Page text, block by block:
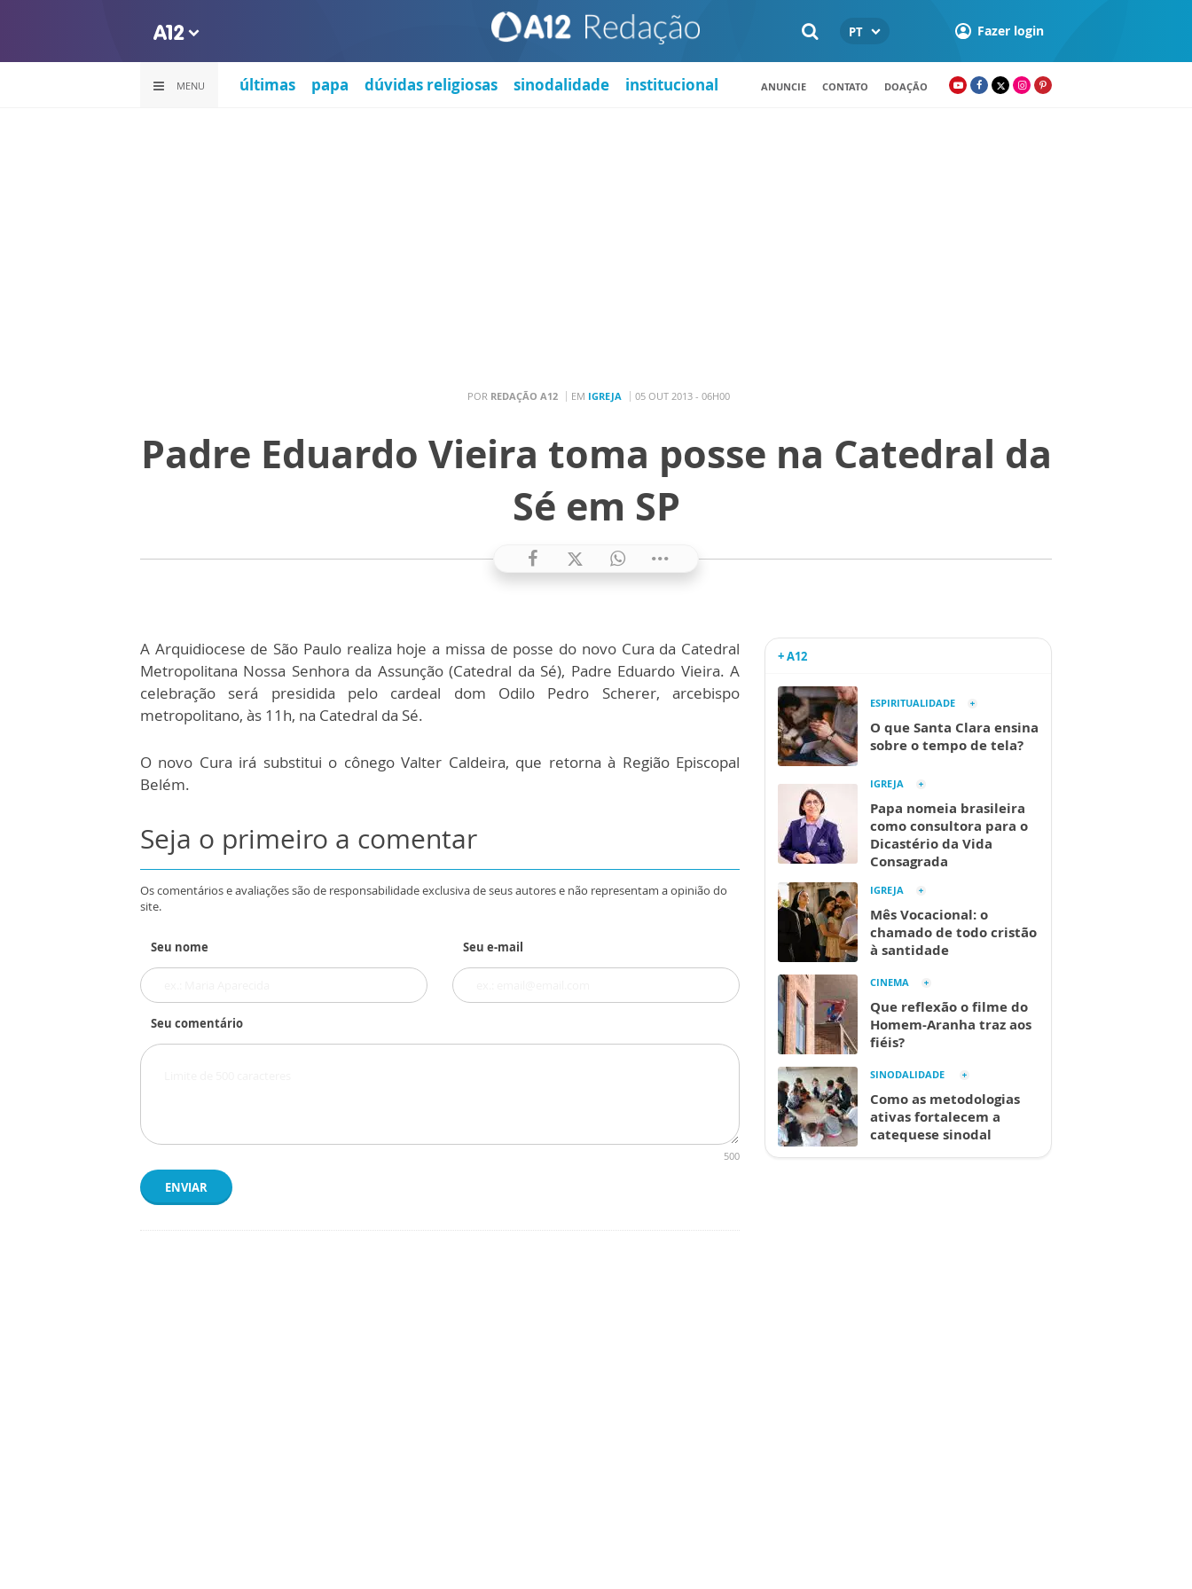
PT Fazer login
MENU últimas papa dúvidas religiosas sinodalidade institucional ANUNCIE CONTATO DOAÇÃO
POR REDAÇÃO A12 EM IGREJA 05 OUT 2013 - 06H00
Padre Eduardo Vieira toma posse na Catedral da
Sé em SP
A Arquidiocese de São Paulo realiza hoje a missa de posse do novo Cura da Catedral
Metropolitana Nossa Senhora da Assunção (Catedral da Sé), Padre Eduardo Vieira. A
celebração será presidida pelo cardeal dom Odilo Pedro Scherer, arcebispo
metropolitano, às 11h, na Catedral da Sé.
O novo Cura irá substitui o cônego Valter Caldeira, que retorna à Região Episcopal
Belém.
Seja o primeiro a comentar
Os comentários e avaliações são de responsabilidade exclusiva de seus autores e não representam a opinião do
site.
Seu nome Seu e-mail
Seu comentário
500
ENVIAR
+ A12
ESPIRITUALIDADE
O que Santa Clara ensina
sobre o tempo de tela?
IGREJA
Papa nomeia brasileira
como consultora para o
Dicastério da Vida
Consagrada
IGREJA
Mês Vocacional: o
chamado de todo cristão
à santidade
CINEMA
Que reflexão o filme do
Homem-Aranha traz aos
fiéis?
SINODALIDADE
Como as metodologias
ativas fortalecem a
catequese sinodal